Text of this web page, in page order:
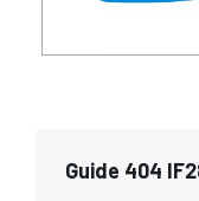
Guide 404